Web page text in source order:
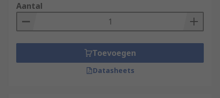
Aantal
Toevoegen
Datasheets